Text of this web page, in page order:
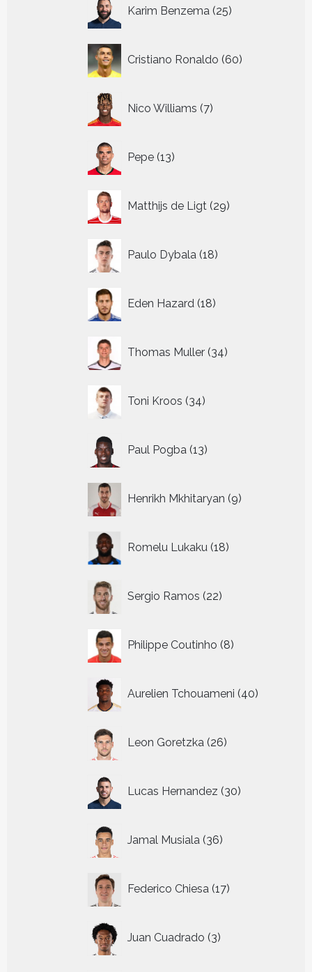
Karim Benzema 25
producten
Cristiano Ronaldo 60
producten
Nico Williams 7
producten
Pepe 13
producten
Matthijs de Ligt 29
producten
Paulo Dybala 18
producten
Eden Hazard 18
producten
Thomas Muller 34
producten
Toni Kroos 34
producten
Paul Pogba 13
producten
Henrikh Mkhitaryan 9
producten
Romelu Lukaku 18
producten
Sergio Ramos 22
producten
Philippe Coutinho 8
producten
Aurelien Tchouameni 40
producten
Leon Goretzka 26
producten
Lucas Hernandez 30
producten
Jamal Musiala 36
producten
Federico Chiesa 17
producten
Juan Cuadrado 3
producten